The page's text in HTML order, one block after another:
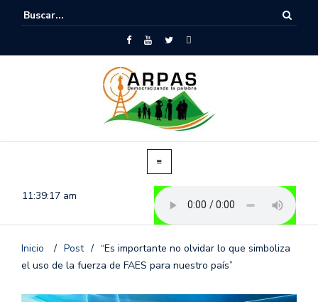
11:39:18 am
Inicio / Post / “Es importante no olvidar lo que simboliza
el uso de la fuerza de FAES para nuestro país”